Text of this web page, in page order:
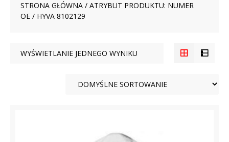
STRONA GŁÓWNA / ATRYBUT PRODUKTU: NUMER
OE / HYVA 8102129
WYŚWIETLANIE JEDNEGO WYNIKU